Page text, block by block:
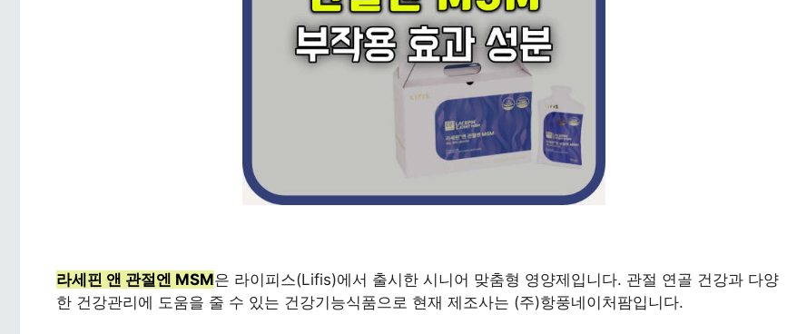
라세핀 앤 관절엔 MSM은 라이피스(Lifis)에서 출시한 시니어 맞춤형 영양제입니다. 관절 연골 건강과 다양
한 건강관리에 도움을 줄 수 있는 건강기능식품으로 현재 제조사는 (주)항풍네이처팜입니다.